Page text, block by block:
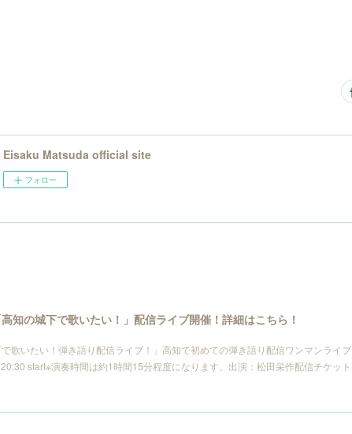
Eisaku Matsuda official site
フォロー
知の城下で歌いたい！」配信ライブ開催！詳細はこちら！
歌いたい！弾き語り配信ライブ！」高知で初めての弾き語り配信ワンマンライ
start※演奏時間は約1時間15分程度になります。出演：松田栄作配信チケッ